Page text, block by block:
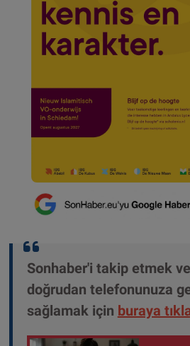
Sonhaber'i takip etmek
doğrudan telefonunuza
sağlamak için buraya